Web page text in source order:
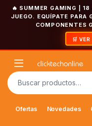
🔥 SUMMER GAMING |
JUEGO. EQUÍPATE PARA
COMPONENTES
🛒
Open
Buscar por:
Ofertas Novedades